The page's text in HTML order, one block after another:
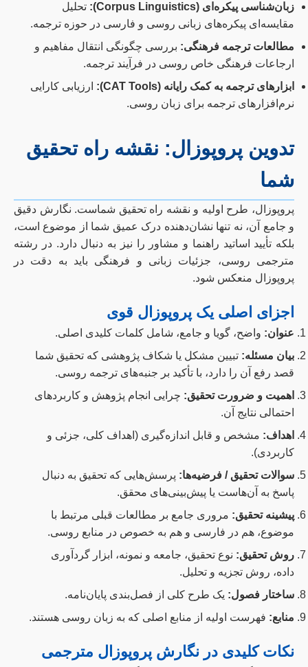
زبان‌شناسی پیکره‌ای (Corpus Linguistics):
تحلیل
مقایسه‌ای پیکره‌های زبانی روسی و فارسی در حوزه ترجمه.
مطالعات ترجمه فرهنگی: بررسی چگونگی انتقال مفاهیم و
ارجاعات فرهنگی خاص روسی در فرآیند ترجمه.
ابزارهای ترجمه به کمک رایانه (CAT Tools):
ارزیابی کارایی
نرم‌افزارهای ترجمه برای زبان روسی.
تدوین پروپوزال: نقشه راه تحقیق
شما
پروپوزال، طرح اولیه و نقشه راه تحقیق شماست. نگارش دقیق
و جامع آن، نه تنها نشان‌دهنده درک عمیق شما از موضوع است،
بلکه تأیید اساتید راهنما و مشاور را نیز به دنبال دارد. در رشته
مترجمی روسی، جزئیات زبانی و فرهنگی باید به دقت در
پروپوزال منعکس شود.
اجزای اصلی یک پروپوزال قوی
عنوان: واضح، گویا و جامع، شامل کلمات کلیدی اصلی.
بیان مسئله: تبیین مشکل یا شکاف پژوهشی که تحقیق شما
قصد رفع آن را دارد، با تأکید بر جنبه‌های ترجمه روسی.
اهمیت و ضرورت تحقیق: چرایی انجام پژوهش و کاربردهای
احتمالی نتایج آن.
اهداف: مشخص و قابل اندازه‌گیری (اهداف کلی، جزئی و
کاربردی).
سوالات تحقیق / فرضیه‌ها: پرسش‌هایی که تحقیق به دنبال
پاسخ به آن‌هاست یا پیش‌بینی‌های محقق.
پیشینه تحقیق: مروری جامع بر مطالعات قبلی مرتبط با
موضوع، هم در فارسی و هم به خصوص در منابع روسی.
روش تحقیق: نوع تحقیق، جامعه و نمونه، ابزار گردآوری
داده، روش تجزیه و تحلیل.
ساختار فصول: یک طرح کلی از فصل‌بندی پایان‌نامه.
منابع: فهرست اولیه از منابع اصلی که به زبان روسی هستند.
نکات کلیدی در نگارش پروپوزال مترجمی